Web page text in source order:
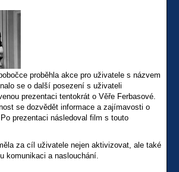
proběhla akce pro uživatele s názvem
se o další posezení s uživateli
prezentaci tentokrát o Věře Ferbasové.
se dozvědět informace a zajímavosti o
prezentaci následoval film s touto
za cíl uživatele nejen aktivizovat, ale také
komunikaci a naslouchání.